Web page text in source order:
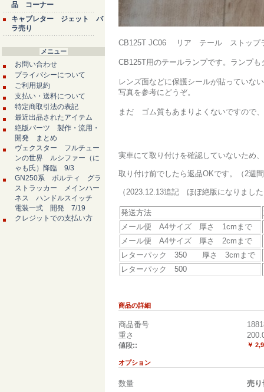
品 コーナー
キャブレター ジェット バ
ラ売り
メニュー
お問い合わせ
プライバシーについて
ご利用規約
支払い・送料について
特定商取引法の表記
最近出品されたアイテム
絶版パーツ 製作・流用・
開発 まとめ
ヴェクスター フルチュー
ンの世界 ルシファー（に
ゃも氏）降臨 9/3
GN250系 ボルティ グラ
ストラッカー メインハー
ネス ハンドルスイッチ
電装一式 開発 7/19
クレジットでの支払い方
CB125T JC06 リア テール ストッ
CB125T用のテールランプです。ランプ
レンズ面などに保護シールが貼っていな
写真を参考にどうぞ。
まだ ゴム質もあまりよくないですので
実車にて取り付けを確認していないため
取り付け前でしたら返品OKです。（2週
（2023.12.13追記 ほぼ絶版になりまし
発送方法
メール便 A4サイズ 厚さ 1cmまで
メール便 A4サイズ 厚さ 2cmまで
レターパック 350 厚さ 3cmまで
レターパック 500
商品の詳細
商品番号
重さ
値段:: ￥
オプション
数量 売り